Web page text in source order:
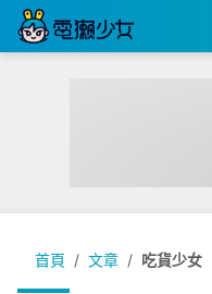
首頁 文章 吃貨少女